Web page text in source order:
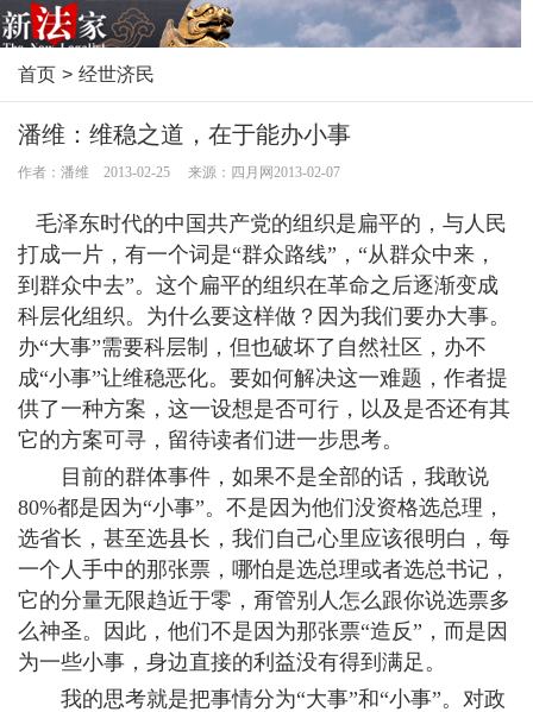
首页 > 经世济民
潘维：维稳之道，在于能办小事
作者：潘维 2013-02-25 来源：四月网2013-02-07
毛泽东时代的中国共产党的组织是扁平的，与人民
打成一片，有一个词是“群众路线”，“从群众中来，
到群众中去”。这个扁平的组织在革命之后逐渐变成
科层化组织。为什么要这样做？因为我们要办大事。
办“大事”需要科层制，但也破坏了自然社区，办不
成“小事”让维稳恶化。要如何解决这一难题，作者提
供了一种方案，这一设想是否可行，以及是否还有其
它的方案可寻，留待读者们进一步思考。
目前的群体事件，如果不是全部的话，我敢说
80%都是因为“小事”。不是因为他们没资格选总理，
选省长，甚至选县长，我们自己心里应该很明白，每
一个人手中的那张票，哪怕是选总理或者选总书记，
它的分量无限趋近于零，甭管别人怎么跟你说选票多
么神圣。因此，他们不是因为那张票“造反”，而是因
为一些小事，身边直接的利益没有得到满足。
我的思考就是把事情分为“大事”和“小事”。对政